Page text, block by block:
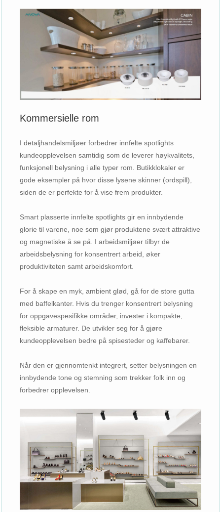
Kommersielle rom
I detaljhandelsmiljøer forbedrer innfelte spotlights
kundeopplevelsen samtidig som de leverer høykvalitets,
funksjonell belysning i alle typer rom. Butikklokaler er
gode eksempler på hvor disse lysene skinner (ordspill),
siden de er perfekte for å vise frem produkter.
Smart plasserte innfelte spotlights gir en innbydende
glorie til varene, noe som gjør produktene svært attraktive
og magnetiske å se på. I arbeidsmiljøer tilbyr de
arbeidsbelysning for konsentrert arbeid, øker
produktiviteten samt arbeidskomfort.
For å skape en myk, ambient glød, gå for de store gutta
med baffelkanter. Hvis du trenger konsentrert belysning
for oppgavespesifikke områder, invester i kompakte,
fleksible armaturer. De utvikler seg for å gjøre
kundeopplevelsen bedre på spisesteder og kaffebarer.
Når den er gjennomtenkt integrert, setter belysningen en
innbydende tone og stemning som trekker folk inn og
forbedrer opplevelsen.